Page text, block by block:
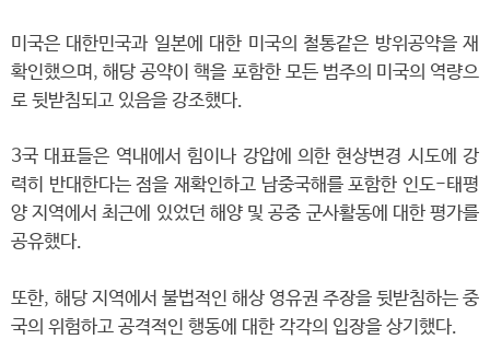
미국은 대한민국과 일본에 대한 미국의 철통같은 방위공약을 재
확인했으며, 해당 공약이 핵을 포함한 모든 범주의 미국의 역량으
로 뒷받침되고 있음을 강조했다.
3국 대표들은 역내에서 힘이나 강압에 의한 현상변경 시도에 강
력히 반대한다는 점을 재확인하고 남중국해를 포함한 인도-태평
양 지역에서 최근에 있었던 해양 및 공중 군사활동에 대한 평가를
공유했다.
또한, 해당 지역에서 불법적인 해상 영유권 주장을 뒷받침하는 중
국의 위험하고 공격적인 행동에 대한 각각의 입장을 상기했다.